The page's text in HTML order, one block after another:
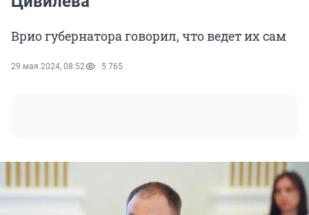
Врио губернатора говорил, что ведет их сам
29 мая 2024, 08:52 5 765